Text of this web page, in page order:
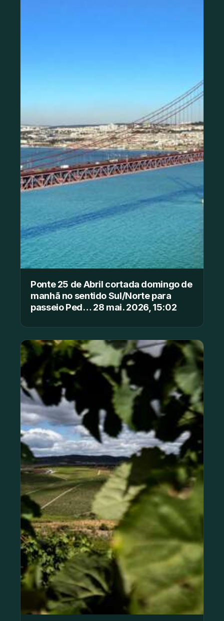
Ponte 25 de Abril cortada domingo de
manhã no sentido Sul/Norte para
passeio Ped… 28 mai. 2026, 15:02